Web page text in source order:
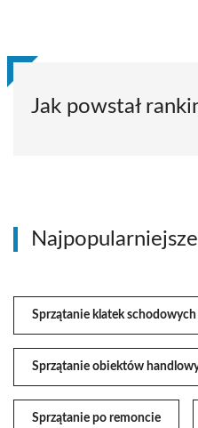
Jak powstał
Sprzątanie klatek schodowych
Sprzątanie obiektów
Sprzątanie po remoncie